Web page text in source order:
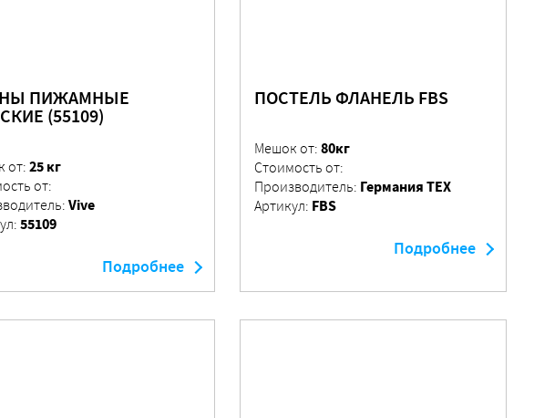
ПИЖАМНЫЕ
(55109)
от: 25 кг
от:
Vive
55109
Подробнее
ПОСТЕЛЬ ФЛАНЕЛЬ FBS
Мешок от: 80кг
Стоимость от:
Производитель: Германия ТЕХ
Артикул: FBS
Подробнее